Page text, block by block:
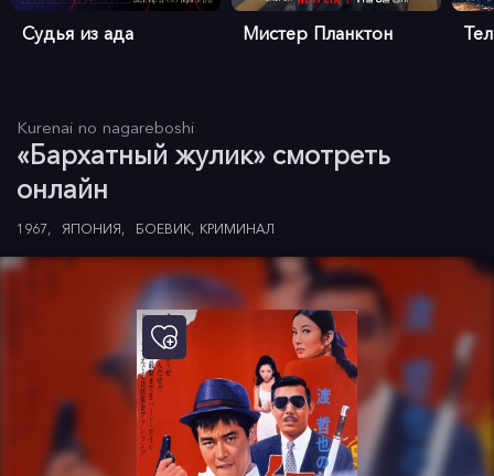
Судья из ада Мистер Планктон
Kurenai no nagareboshi
«Бархатный жулик» смотреть
онлайн
1967 ЯПОНИЯ БОЕВИК КРИМИНАЛ